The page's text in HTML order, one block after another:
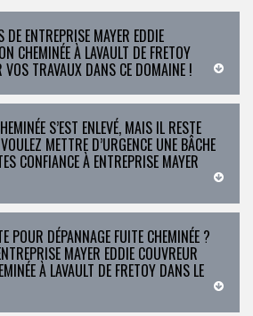
DE ENTREPRISE MAYER EDDIE
CHEMINÉE À LAVAULT DE FRETOY
TRAVAUX DANS CE DOMAINE !
S’EST ENLEVÉ, MAIS IL RESTE
METTRE D’URGENCE UNE BÂCHE
CONFIANCE À ENTREPRISE MAYER
POUR DÉPANNAGE FUITE CHEMINÉE ?
MAYER EDDIE COUVREUR
À LAVAULT DE FRETOY DANS LE